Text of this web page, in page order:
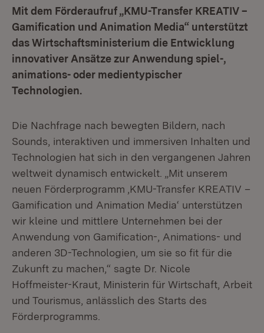
Mit dem Förderaufruf „KMU-Transfer KREATIV –
Gamification und Animation Media“ unterstützt
das Wirtschaftsministerium die Entwicklung
innovativer Ansätze zur Anwendung spiel-,
animations- oder medientypischer
Technologien.
Die Nachfrage nach bewegten Bildern, nach
Sounds, interaktiven und immersiven Inhalten und
Technologien hat sich in den vergangenen Jahren
weltweit dynamisch entwickelt. „Mit unserem
neuen Förderprogramm ‚KMU-Transfer KREATIV –
Gamification und Animation Media‘ unterstützen
wir kleine und mittlere Unternehmen bei der
Anwendung von Gamification-, Animations- und
anderen 3D-Technologien, um sie so fit für die
Zukunft zu machen,“ sagte Dr. Nicole
Hoffmeister-Kraut, Ministerin für Wirtschaft, Arbeit
und Tourismus, anlässlich des Starts des
Förderprogramms.